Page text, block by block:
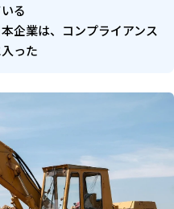
る
企業は、コンプライアンス
った